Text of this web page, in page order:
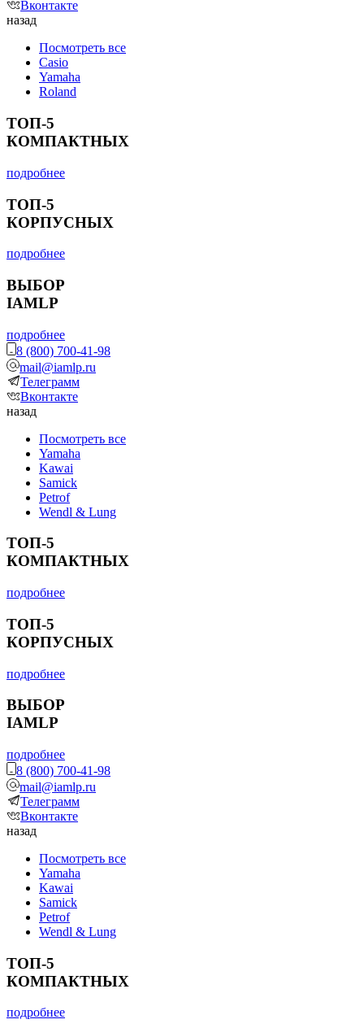
Вконтакте
назад
Посмотреть все
Casio
Yamaha
Roland
ТОП-5
КОМПАКТНЫХ
подробнее
ТОП-5
КОРПУСНЫХ
подробнее
ВЫБОР
IAMLP
подробнее
8 (800) 700-41-98
mail@iamlp.ru
Телеграмм
Вконтакте
назад
Посмотреть все
Yamaha
Kawai
Samick
Petrof
Wendl & Lung
ТОП-5
КОМПАКТНЫХ
подробнее
ТОП-5
КОРПУСНЫХ
подробнее
ВЫБОР
IAMLP
подробнее
8 (800) 700-41-98
mail@iamlp.ru
Телеграмм
Вконтакте
назад
Посмотреть все
Yamaha
Kawai
Samick
Petrof
Wendl & Lung
ТОП-5
КОМПАКТНЫХ
подробнее